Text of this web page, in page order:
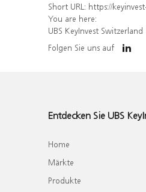
Short URL: https://keyinvest-ch.ubs.com/
You are here:
UBS KeyInvest Switzerland
Folgen Sie uns auf
Entdecken Sie UBS
Home
Märkte
Produkte